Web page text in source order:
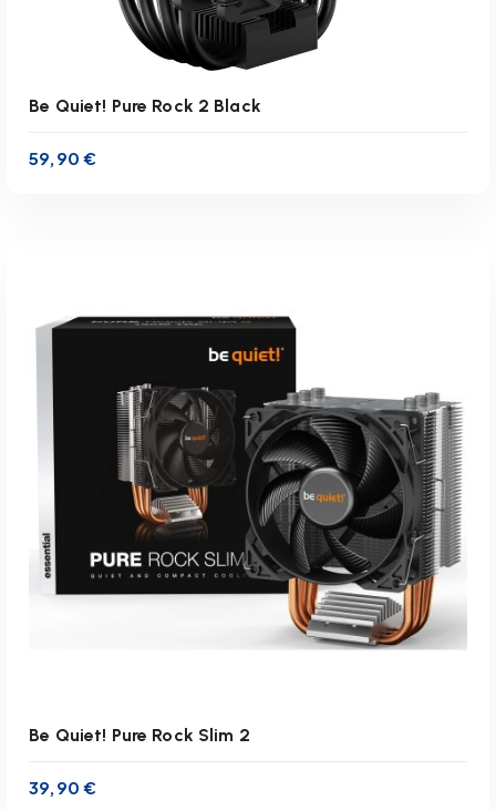
inkl. 19 % MwSt.
zzgl.Versandkosten
Lieferzeit:
1-3 Werktage
IN DEN WARENKORB
Be Quiet! Pure Rock 2 Black
59,90 €
Be Quiet! Pure Rock Slim 2
39,90 €